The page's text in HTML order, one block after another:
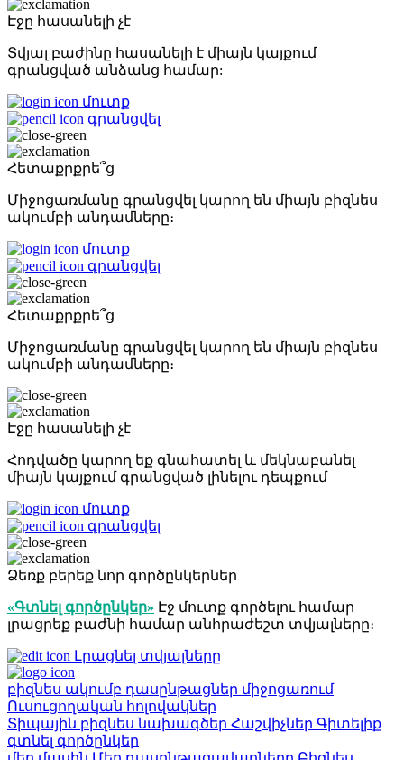
Էջը հասանելի չէ
Տվյալ բաժինը հասանելի է միայն կայքում
գրանցված անձանց համար:
մուտք
գրանցվել
Հետաքրքրե՞ց
Միջոցառմանը գրանցվել կարող են միայն բիզնես
ակումբի անդամները։
մուտք
գրանցվել
Հետաքրքրե՞ց
Միջոցառմանը գրանցվել կարող են միայն բիզնես
ակումբի անդամները։
Էջը հասանելի չէ
Հոդվածը կարող եք գնահատել և մեկնաբանել
միայն կայքում գրանցված լինելու դեպքում
մուտք
գրանցվել
Ձեռք բերեք նոր գործընկերներ
«Գտնել գործընկեր» Էջ մուտք գործելու համար
լրացրեք բաժնի համար անհրաժեշտ տվյալները։
Լրացնել տվյալները
բիզնես ակումբ դասընթացներ միջոցառում
Ուսուցողական հոլովակներ
Տիպային բիզնես նախագծեր Հաշվիչներ Գիտելիք
գտնել գործընկեր